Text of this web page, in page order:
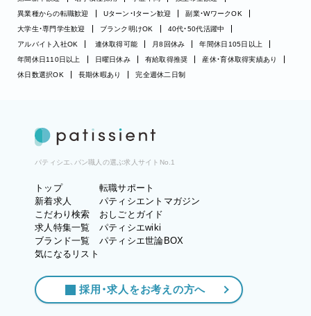
異業種からの転職歓迎
Uターン・Iターン歓迎
副業・WワークOK
大学生・専門学生歓迎
ブランク明けOK
40代・50代活躍中
アルバイト入社OK
連休取得可能 月8回休み
年間休日105日以上
年間休日110日以上
日曜日休み 有給取得推奨
産休・育休取得実績あり
休日数選択OK
長期休暇あり 完全週休二日制
パティシエ、パン職人の選ぶ求人サイトNo.1
トップ
新着求人
こだわり検索
求人特集一覧
ブランド一覧
気になるリスト
転職サポート
パティシエントマガジン
おしごとガイド
パティシエwiki
パティシエ世論BOX
採用・求人をお考えの方へ